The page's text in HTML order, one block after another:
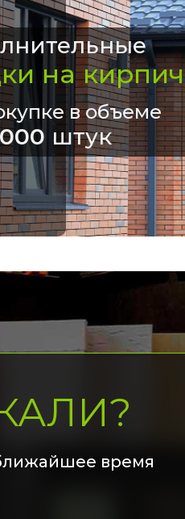
на кирпич
в объеме
штук
время